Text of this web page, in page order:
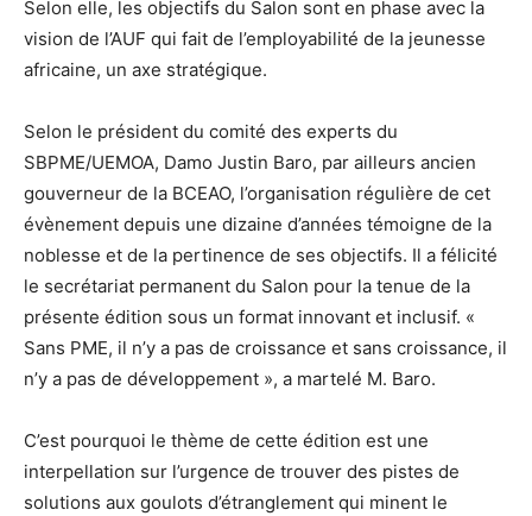
Selon elle, les objectifs du Salon sont en phase avec la
vision de l’AUF qui fait de l’employabilité de la jeunesse
africaine, un axe stratégique.
Selon le président du comité des experts du
SBPME/UEMOA, Damo Justin Baro, par ailleurs ancien
gouverneur de la BCEAO, l’organisation régulière de cet
évènement depuis une dizaine d’années témoigne de la
noblesse et de la pertinence de ses objectifs. Il a félicité
le secrétariat permanent du Salon pour la tenue de la
présente édition sous un format innovant et inclusif. «
Sans PME, il n’y a pas de croissance et sans croissance, il
n’y a pas de développement », a martelé M. Baro.
C’est pourquoi le thème de cette édition est une
interpellation sur l’urgence de trouver des pistes de
solutions aux goulots d’étranglement qui minent le